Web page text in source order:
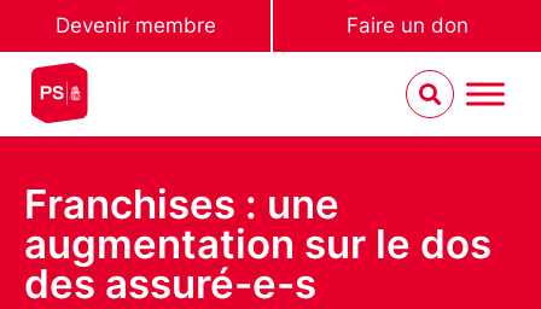
Devenir membre Faire un don
Franchises : une
augmentation sur le dos
des assuré-e-s